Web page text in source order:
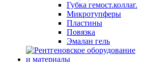
Губка гемост.коллаг.
Микротупферы
Пластины
Повязка
Эмалан гель